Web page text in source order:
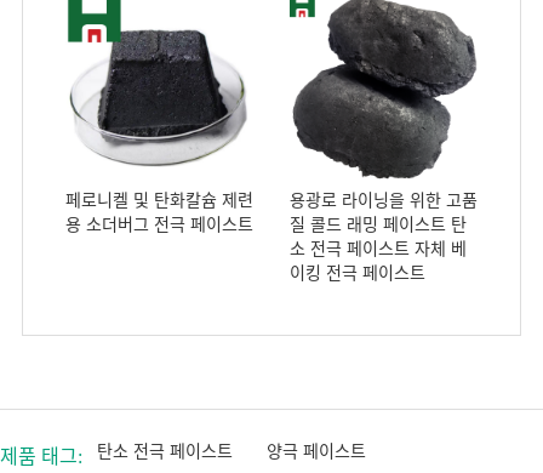
페로니켈 및 탄화칼슘 제련
용 소더버그 전극 페이스트
용광로 라이닝을 위한 고품
질 콜드 래밍 페이스트 탄
소 전극 페이스트 자체 베
이킹 전극 페이스트
제품 태그: 탄소 전극 페이스트
양극 페이스트